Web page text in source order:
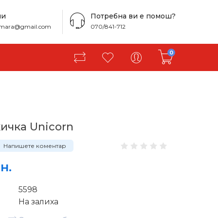
Потребна ви е помош?
070/841-712
0
Unicorn
Напишете коментар
5598
На залиха